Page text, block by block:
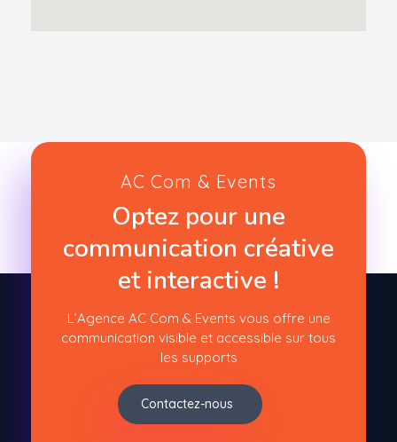
AC Com & Events
Optez pour une
communication créative
et interactive !
L’Agence AC Com & Events vous offre une
communication visible et accessible sur tous
les supports
Contactez-nous